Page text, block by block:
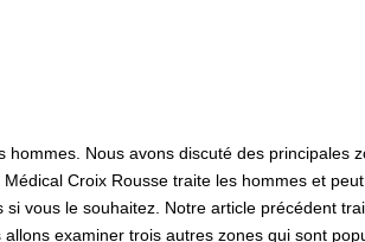
hommes. Nous avons discuté des principales
Croix Rousse traite les hommes et
vous le souhaitez. Notre article précédent
examiner trois autres zones qui sont